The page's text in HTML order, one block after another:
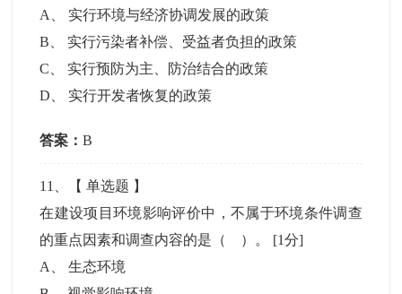
A
实行环境与经济协调发展的政策
B
实行污染者补偿、受益者负担的政策
C
实行预防为主、防治结合的政策
D
实行开发者恢复的政策
答案：B
11 、【单选题 】
在建设项目环境影响评价中，不属于环境条件调查
的重点因素和调查内容的是（ ）。 [1分]
A
、生态环境